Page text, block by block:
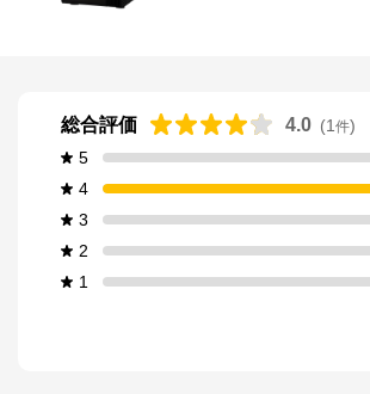
総合評価 4.0 (1 件)
5
4
3
2
1